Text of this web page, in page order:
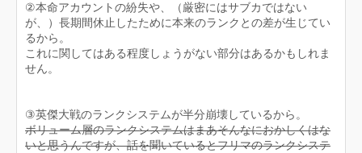
②本命アカウントの紛失や、（厳密にはサブカではない
が、）長期間休止したために本来のランクとの差が生じてい
るから。
これに関してはある程度しょうがない部分はあるかもしれま
せん。
③英傑大戦のランクシステムが半分崩壊しているから。
ボリューム層のランクシステムはまあそんなにおかしくはな
いと思うんですが、話を聞いているとフリマのランクシステ